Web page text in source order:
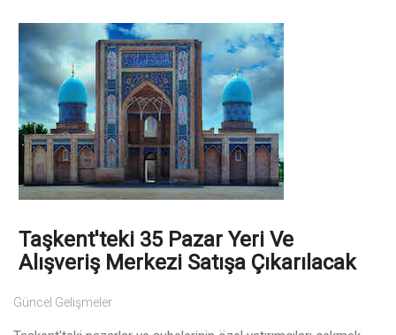
Taşkent'teki 35 Pazar Yeri Ve
Alışveriş Merkezi Satışa Çıkarılacak
Güncel Gelişmeler